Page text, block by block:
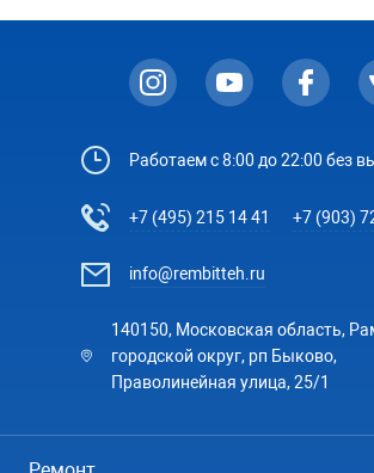
Работаем с 8:00 до 22:00 без
+7 (495) 215 14 41 +7 (903)
info@rembitteh.ru
140150, Московская область,
городской округ, рп Быково,
Праволинейная улица, 25/1